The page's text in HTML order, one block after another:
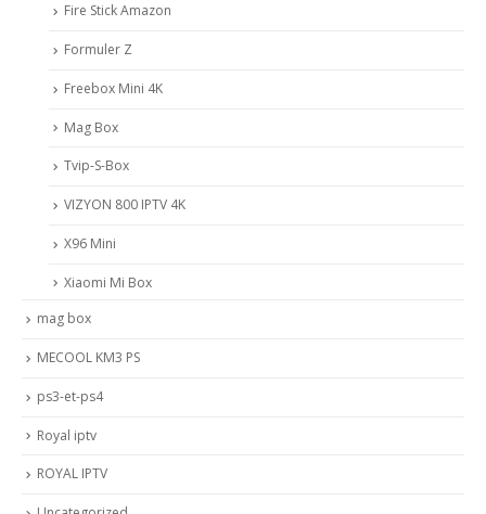
Fire Stick Amazon
Formuler Z
Freebox Mini 4K
Mag Box
Tvip-S-Box
VIZYON 800 IPTV 4K
X96 Mini
Xiaomi Mi Box
mag box
MECOOL KM3 PS
ps3-et-ps4
Royal iptv
ROYAL IPTV